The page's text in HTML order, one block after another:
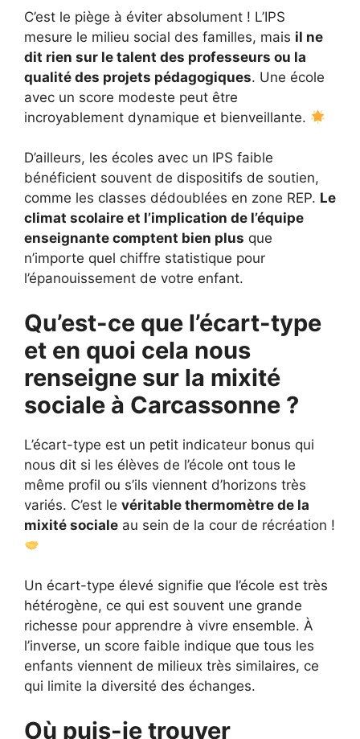
C’est le piège à éviter absolument ! L’IPS
mesure le milieu social des familles, mais il ne
dit rien sur le talent des professeurs ou la
qualité des projets pédagogiques. Une école
avec un score modeste peut être
incroyablement dynamique et bienveillante.
D’ailleurs, les écoles avec un IPS faible
bénéficient souvent de dispositifs de soutien,
comme les classes dédoublées en zone REP. Le
climat scolaire et l’implication de l’équipe
enseignante comptent bien plus que
n’importe quel chiffre statistique pour
l’épanouissement de votre enfant.
Qu’est-ce que l’écart-type
et en quoi cela nous
renseigne sur la mixité
sociale à Carcassonne ?
L’écart-type est un petit indicateur bonus qui
nous dit si les élèves de l’école ont tous le
même profil ou s’ils viennent d’horizons très
variés. C’est le véritable thermomètre de la
mixité sociale au sein de la cour de récréation !
Un écart-type élevé signifie que l’école est très
hétérogène, ce qui est souvent une grande
richesse pour apprendre à vivre ensemble. À
l’inverse, un score faible indique que tous les
enfants viennent de milieux très similaires, ce
qui limite la diversité des échanges.
Où puis-je trouver